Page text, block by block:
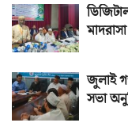
জুলাই
সভা